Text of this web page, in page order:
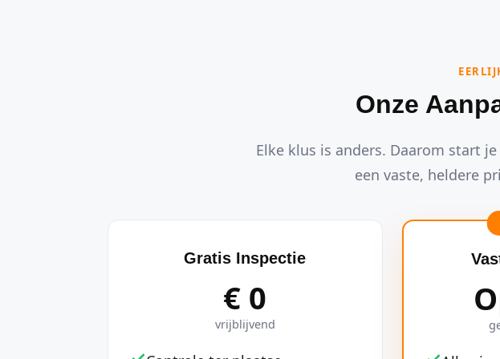
Onze
Elke klus is anders. Daarom start
een vaste, heldere
Gratis Inspectie
€ 0
vrijblijvend